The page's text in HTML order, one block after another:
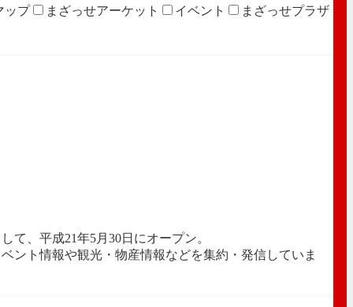
ップ まざっせアーケット イベント まざっせプラザ
て、平成21年5月30日にオープン。
ント情報や観光・物産情報などを集約・発信していま